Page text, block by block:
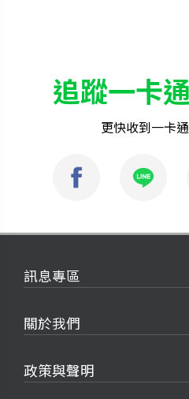
追蹤一卡
更快收到一卡
訊息專區
關於我們
政策與聲明